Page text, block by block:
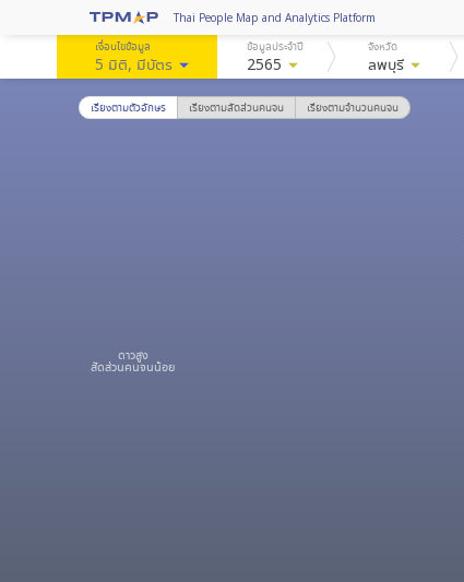
Thai People Map and Analytics Platform
เงื่อนไขข้อมูล
5 มิติ, มีบัตรarrow_drop_down
ข้อมูลประจำปี
2565 arrow_drop_down
จังหวัด
ลพบุรีarrow_drop_down
เรียงตามตัวอักษร เรียงตามสัดส่วนคนจน เรียงตามจำนวนคนจน
ดาวสูง
สัดส่วนคนจนน้อย